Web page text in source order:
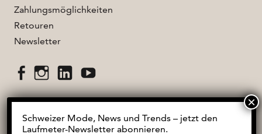
Zahlungsmöglichkeiten
Retouren
Newsletter
Fac
ebo
Inst
agr
Lin
ked
Yo
uT
Schweizer Mode, News und Trends – jetzt den
Laufmeter-Newsletter abonnieren.